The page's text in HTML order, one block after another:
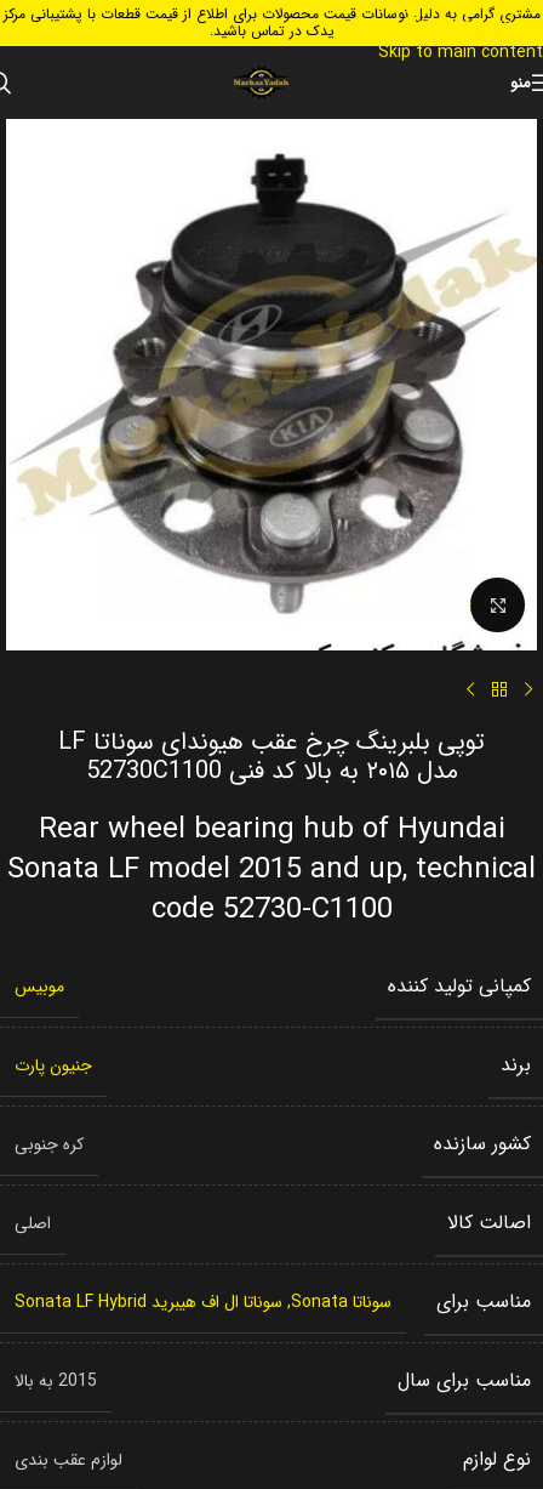
Skip to navigation
Skip to main content
مشتری گرامی به دلیل نوسانات قیمت محصولات برای اطلاع از قیمت قطعات با پشتیبانی مرکز
یدک در تماس باشید.
منو
Click to enlarge
توپی بلبرینگ چرخ عقب هیوندای سوناتا LF
مدل ۲۰۱۵ به بالا کد فنی 52730C1100
Rear wheel bearing hub of Hyundai
Sonata LF model 2015 and up, technical
code 52730-C1100
کمپانی تولید کننده موبیس
برند جنیون پارت
کشور سازنده کره جنوبی
اصالت کالا اصلی
مناسب برای سوناتا Sonata , سوناتا ال اف هیبرید Sonata LF Hybrid
مناسب برای سال 2015 به بالا
نوع لوازم لوازم عقب بندی